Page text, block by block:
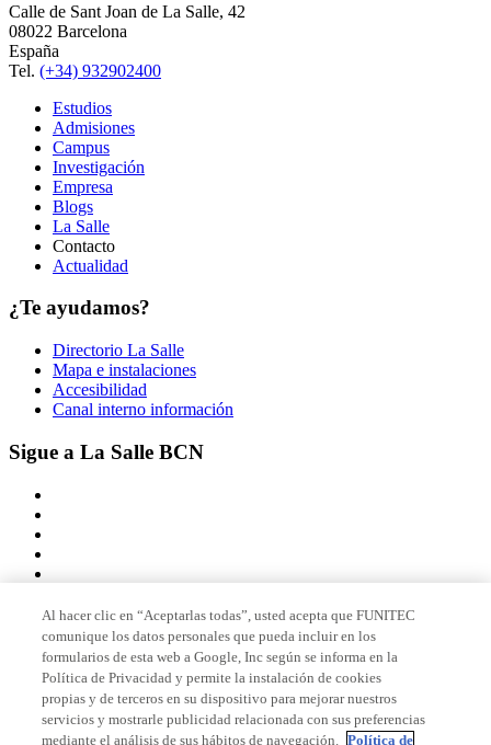
Calle de Sant Joan de La Salle, 42
08022 Barcelona
España
Tel. (+34) 932902400
Estudios
Admisiones
Campus
Investigación
Empresa
Blogs
La Salle
Contacto
Actualidad
¿Te ayudamos?
Directorio La Salle
Mapa e instalaciones
Accesibilidad
Canal interno información
Sigue a La Salle BCN
Miembro de
Acreditaciones
Al hacer clic en “Aceptarlas todas”, usted acepta que FUNITEC
comunique los datos personales que pueda incluir en los
formularios de esta web a Google, Inc según se informa en la
Política de Privacidad y permite la instalación de cookies
propias y de terceros en su dispositivo para mejorar nuestros
servicios y mostrarle publicidad relacionada con sus preferencias
mediante el análisis de sus hábitos de navegación. Política de